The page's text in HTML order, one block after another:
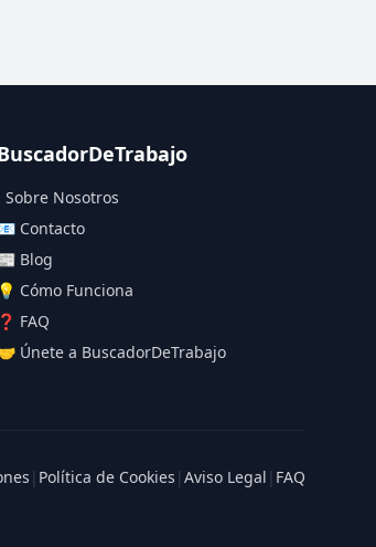
Sobre Nosotros
Contacto
Blog
💡 Cómo Funciona
❓ FAQ
Únete a BuscadorDeTrabajo
| Política de Cookies | Aviso Legal | FAQ